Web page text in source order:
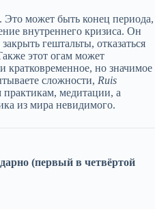
может быть конец периода,
внутреннего кризиса. Он
гештальты, отказаться
этот огам может
кратковременное, но значимое
сложности, Ruis
практикам, медитации, а
из мира невидимого.
(первый в четвёртой